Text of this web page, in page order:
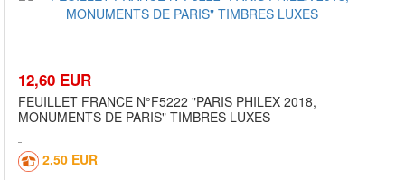
12,60 EUR
FEUILLET FRANCE N°F5222 "PARIS PHILEX 2018,
MONUMENTS DE PARIS" TIMBRES LUXES
2,50 EUR